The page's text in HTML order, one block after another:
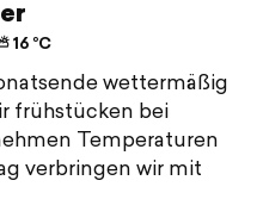
16 °C
wettermäßig
frühstücken bei
Temperaturen
verbringen wir mit